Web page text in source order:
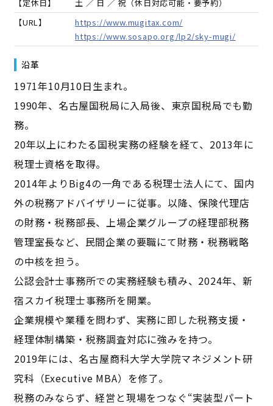
【定休日】
土 ／ 日 ／ 祝（休日対応可能・要予約）
【URL】
https://www.mugitax.com/
https://www.sosapo.org/lp2/sky-mugi/
沿革
1971年10月10日生まれ。
1990年、名古屋国税局に入局後、東京国税局でも勤
務。
20年以上にわたる国税実務の経験を経て、2013年に
税理士資格を取得。
2014年よりBig4の一角である税理士法人にて、国内
外の税務アドバイザリーに従事。以降、保険代理店
の財務・税務部長、上場企業グループの経理部税務
管理室長など、民間企業の要職にて財務・税務戦略
の中核を担う。
公認会計士事務所での実務経験も積み、2024年、新
宿スカイ税理士事務所を開業。
企業規模や業種を問わず、実務に即した税務支援・
経理体制構築・税務調査対応に強みを持つ。
2019年には、名古屋商科大学大学院マネジメント研
究科（Executive MBA）を修了。
税務のみならず、経営と現場をつなぐ“実装型パート